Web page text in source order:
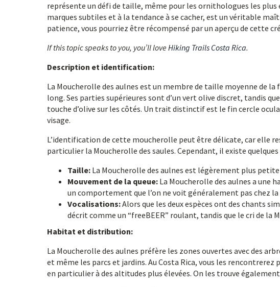
représente un défi de taille, même pour les ornithologues les
marques subtiles et à la tendance à se cacher, est un véritable
patience, vous pourriez être récompensé par un aperçu de cette
If this topic speaks to you, you’ll love Hiking Trails Costa Rica.
Description et identification:
La Moucherolle des aulnes est un membre de taille moyenne de
long. Ses parties supérieures sont d’un vert olive discret, tandis
touche d’olive sur les côtés. Un trait distinctif est le fin cercle
visage.
L’identification de cette moucherolle peut être délicate, car elle
particulier la Moucherolle des saules. Cependant, il existe quelques
Taille: La Moucherolle des aulnes est légèrement plus
Mouvement de la queue: La Moucherolle des aulnes a une
un comportement que l’on ne voit généralement pas chez la
Vocalisations:Alors que les deux espèces ont des chants
décrit comme un “freeBEER” roulant, tandis que le cri de la
Habitat et distribution:
La Moucherolle des aulnes préfère les zones ouvertes avec des
et même les parcs et jardins. Au Costa Rica, vous les
en particulier à des altitudes plus élevées. On les trouve